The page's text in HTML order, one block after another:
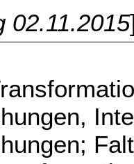
02.11.2015